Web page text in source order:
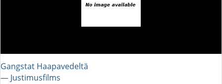
Gangstat Haapavedeltä
― Justimusfilms